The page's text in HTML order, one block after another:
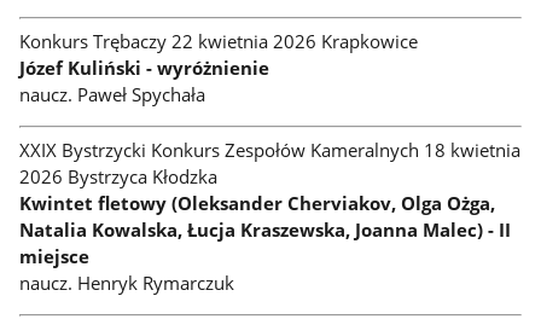
Konkurs Trębaczy 22 kwietnia 2026 Krapkowice
Józef Kuliński - wyróżnienie
naucz. Paweł Spychała
XXIX Bystrzycki Konkurs Zespołów Kameralnych 18 kwietnia
2026 Bystrzyca Kłodzka
Kwintet fletowy (Oleksander Cherviakov, Olga Ożga,
Natalia Kowalska, Łucja Kraszewska, Joanna Malec) - II
miejsce
naucz. Henryk Rymarczuk